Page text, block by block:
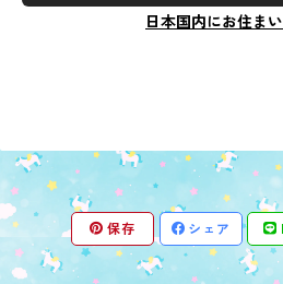
日本国内にお住ま
保存 シェア